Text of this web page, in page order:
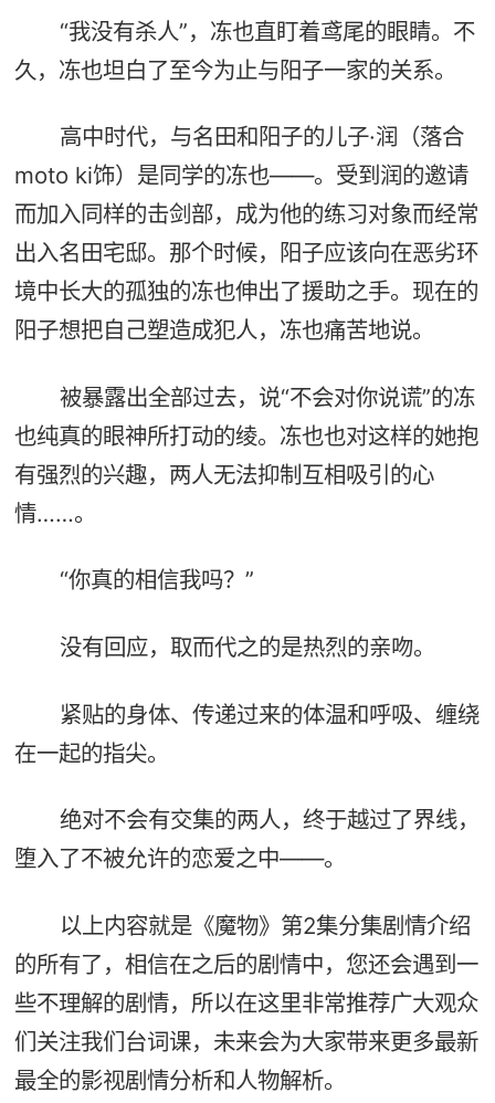
“我没有杀人”，冻也直盯着鸢尾的眼睛。不
久，冻也坦白了至今为止与阳子一家的关系。
高中时代，与名田和阳子的儿子·润（落合
moto ki饰）是同学的冻也——。受到润的邀请
而加入同样的击剑部，成为他的练习对象而经常
出入名田宅邸。那个时候，阳子应该向在恶劣环
境中长大的孤独的冻也伸出了援助之手。现在的
阳子想把自己塑造成犯人，冻也痛苦地说。
被暴露出全部过去，说“不会对你说谎”的冻
也纯真的眼神所打动的绫。冻也也对这样的她抱
有强烈的兴趣，两人无法抑制互相吸引的心
情……。
“你真的相信我吗？”
没有回应，取而代之的是热烈的亲吻。
紧贴的身体、传递过来的体温和呼吸、缠绕
在一起的指尖。
绝对不会有交集的两人，终于越过了界线，
堕入了不被允许的恋爱之中——。
以上内容就是《魔物》第2集分集剧情介绍
的所有了，相信在之后的剧情中，您还会遇到一
些不理解的剧情，所以在这里非常推荐广大观众
们关注我们台词课，未来会为大家带来更多最新
最全的影视剧情分析和人物解析。